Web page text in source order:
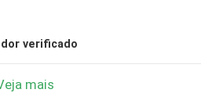
verificado
mais